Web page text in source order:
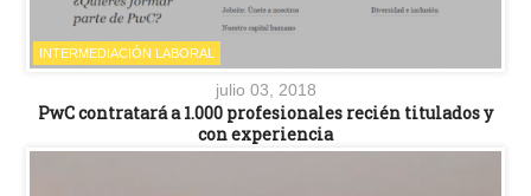
INTERMEDIACIÓN LABORAL
julio 03, 2018
PwC contratará a 1.000 profesionales recién titulados y
con experiencia